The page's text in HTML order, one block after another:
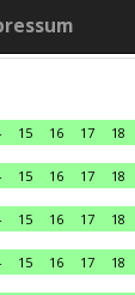
15 16 17 18
15 16 17 18
15 16 17 18
15 16 17 18